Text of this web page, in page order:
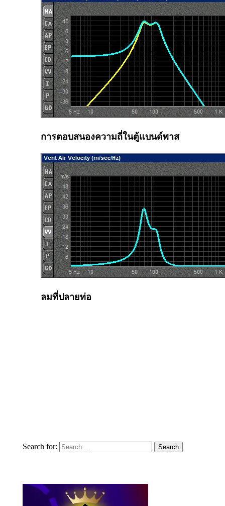
การตอบสนองความถี่ในตู้แบนด์พาส
ลมที่ปลายท่อ
Search for: